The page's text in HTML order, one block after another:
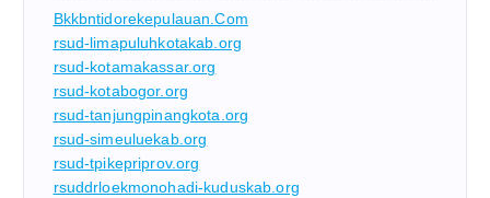
Bkkbntidorekepulauan.com
rsud-limapuluhkotakab.org
rsud-kotamakassar.org
rsud-kotabogor.org
rsud-tanjungpinangkota.org
rsud-simeuluekab.org
rsud-tpikepriprov.org
rsuddrloekmonohadi-kuduskab.org